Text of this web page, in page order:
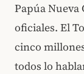
Papúa Nueva
oficiales. El
cinco
todos lo